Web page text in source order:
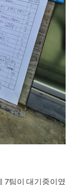
7팀이 대기중이였